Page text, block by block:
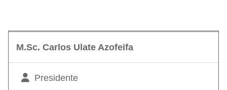
M.Sc. Carlos Ulate Azofeifa
Presidente